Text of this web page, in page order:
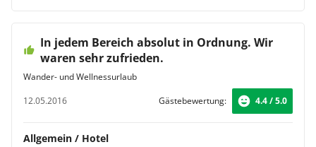
In jedem Bereich absolut in Ordnung. Wir
waren sehr zufrieden.
Wander- und Wellnessurlaub
12.05.2016
Gästebewertung: 4.4 / 5.0
Allgemein / Hotel